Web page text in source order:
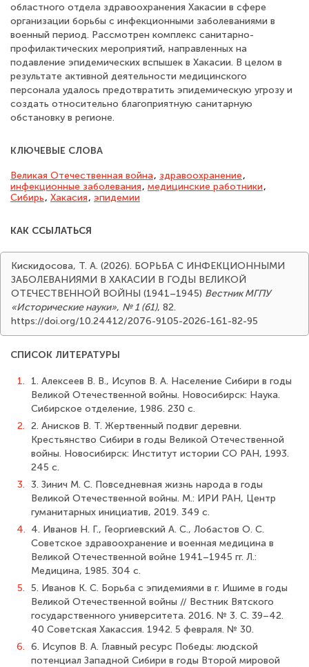
областного отдела здравоохранения Хакасии в сфере
организации борьбы с инфекционными заболеваниями в
военный период. Рассмотрен комплекс санитарно-
профилактических мероприятий, направленных на
подавление эпидемических вспышек в Хакасии. В целом в
результате активной деятельности медицинского
персонала удалось предотвратить эпидемическую угрозу и
создать относительно благоприятную санитарную
обстановку в регионе.
КЛЮЧЕВЫЕ СЛОВА
Великая Отечественная война, здравоохранение,
инфекционные заболевания, медицинские работники,
Сибирь, Хакасия, эпидемии
КАК ССЫЛАТЬСЯ
Кискидосова, Т. А. (2026). БОРЬБА С ИНФЕКЦИОННЫМИ
ЗАБОЛЕВАНИЯМИ В ХАКАСИИ В ГОДЫ ВЕЛИКОЙ
ОТЕЧЕСТВЕННОЙ ВОЙНЫ (1941–1945) Вестник МГПУ
«Исторические науки», № 1 (61), 82.
https://doi.org/10.24412/2076-9105-2026-161-82-95
СПИСОК ЛИТЕРАТУРЫ
1.
1. Алексеев В. В., Исупов В. А. Население Сибири в годы
Великой Отечественной войны. Новосибирск: Наука.
Сибирское отделение, 1986. 230 с.
2. 2. Анисков В. Т. Жертвенный подвиг деревни.
Крестьянство Сибири в годы Великой Отечественной
войны. Новосибирск: Институт истории СО РАН, 1993.
245 с.
3. 3. Зинич М. С. Повседневная жизнь народа в годы
Великой Отечественной войны. М.: ИРИ РАН, Центр
гуманитарных инициатив, 2019. 349 с.
4. 4. Иванов Н. Г., Георгиевский А. С., Лобастов О. С.
Советское здравоохранение и военная медицина в
Великой Отечественной войне 1941–1945 гг. Л.:
Медицина, 1985. 304 с.
5. 5. Иванов К. С. Борьба с эпидемиями в г. Ишиме в годы
Великой Отечественной войны // Вестник Вятского
государственного университета. 2016. № 3. С. 39–42.
40 Советская Хакассия. 1942. 5 февраля. № 30.
6. 6. Исупов В. А. Главный ресурс Победы: людской
потенциал Западной Сибири в годы Второй мировой